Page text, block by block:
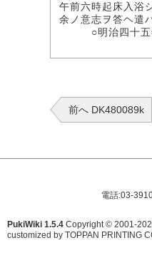
午前六時起床入浴
余ノ意志ヲ答ヘ遣
○明治四十五年
前へ DK480089k
電話:03-
PukiWiki 1.5.4 Copyright © 2001-
customized by TOPPAN PRINTING